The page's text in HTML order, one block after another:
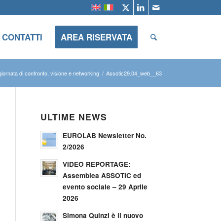
CONTATTI AREA RISERVATA
di confronto, visione e networking / Assotic29.04_web__63
ULTIME NEWS
EUROLAB Newsletter No.
2/2026
VIDEO REPORTAGE:
Assemblea ASSOTIC ed
evento sociale – 29 Aprile
2026
Simona Quinzi è il nuovo